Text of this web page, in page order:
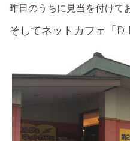
昨日のうちに見当を付けて
そしてネットカフェ「